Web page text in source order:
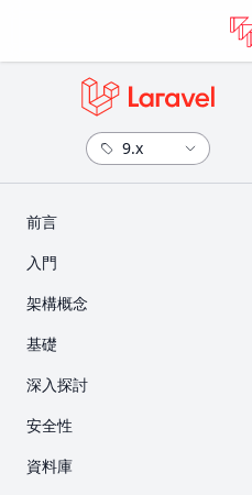
​前言
版本資訊
入門
安裝
入門套件
部署
架構概念
Request 的生命週期
基礎
路由
深入探討
Artisan 主控台
安全性
身份驗證
資料庫